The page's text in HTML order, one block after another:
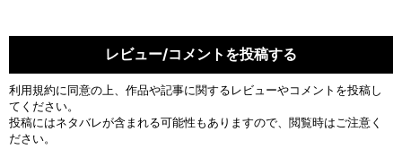
レビュー/コメントを投稿する
利用規約に同意の上、作品や記事に関するレビューやコメントを投稿し
てください。
投稿にはネタバレが含まれる可能性もありますので、閲覧時はご注意く
ださい。